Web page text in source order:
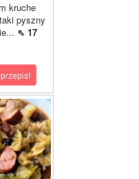
kruche
pyszny
⇖ 17